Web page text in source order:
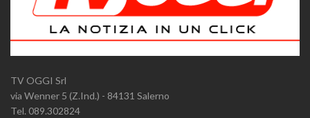
TV OGGI Srl
via Wenner 5 (Z.Ind.) - 84131 Salerno
Tel. 089.302824